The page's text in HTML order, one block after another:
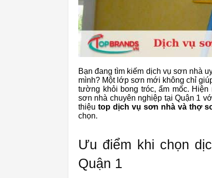
Bạn đang tìm kiếm dịch vụ sơn nhà
mình? Một lớp sơn mới không chỉ
tường khỏi bong tróc, ẩm mốc.
sơn nhà chuyên nghiệp tại Quận 1
thiệu top dịch vụ sơn nhà và thợ
chọn.
Ưu điểm khi chọn
Quận 1